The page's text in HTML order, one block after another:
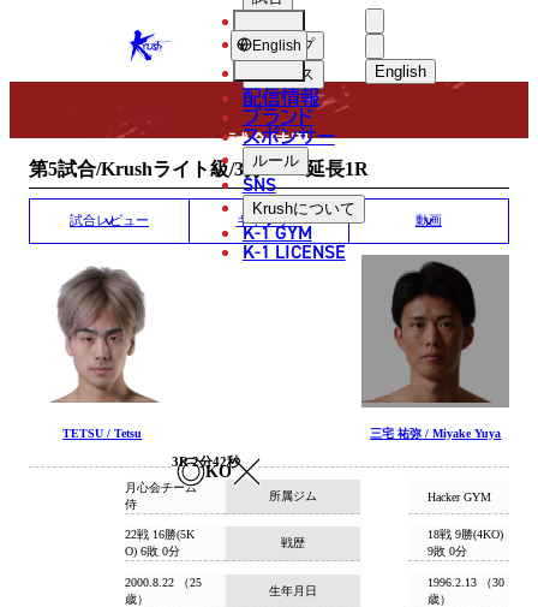
KRUSH English
한국어
中文（简体
中文（繁體
ショップ
ニュース
配信情報
ブランド
スポンサー
ルール
SNS
Krushについて
K-1 GYM
K-1 LICENSE
English
MATCH RESULT
試合結果
第5試合/Krushライト級/3分3R・延長1R
試合レビュー ギャラリー 動画
TETSU / Tetsu
KO
3R 2分42秒
三宅 祐弥 / Miyake Yuya
所属ジム
月心会チーム
侍
Hacker GYM
戦歴
22戦 16勝(5K
O) 6敗 0分
18戦 9勝(4KO)
9敗 0分
生年月日
2000.8.22 （25
歳）
1996.2.13 （30
歳）